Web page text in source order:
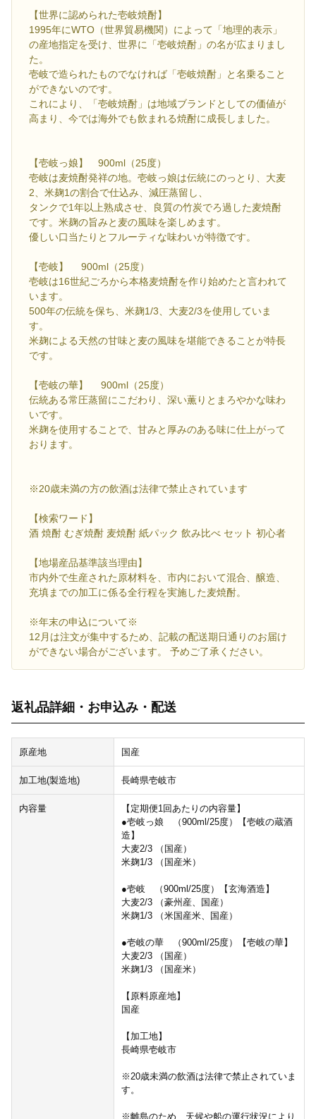
【世界に認められた壱岐焼酎】
1995年にWTO（世界貿易機関）によって「地理的表示」
の産地指定を受け、世界に「壱岐焼酎」の名が広まりまし
た。
壱岐で造られたものでなければ「壱岐焼酎」と名乗ること
ができないのです。
これにより、「壱岐焼酎」は地域ブランドとしての価値が
高まり、今では海外でも飲まれる焼酎に成長しました。
【壱岐っ娘】 900ml（25度）
壱岐は麦焼酎発祥の地。壱岐っ娘は伝統にのっとり、大麦
2、米麹1の割合で仕込み、減圧蒸留し、
タンクで1年以上熟成させ、良質の竹炭でろ過した麦焼酎
です。米麹の旨みと麦の風味を楽しめます。
優しい口当たりとフルーティな味わいが特徴です。
【壱岐】 900ml（25度）
壱岐は16世紀ごろから本格麦焼酎を作り始めたと言われて
います。
500年の伝統を保ち、米麹1/3、大麦2/3を使用していま
す。
米麹による天然の甘味と麦の風味を堪能できることが特長
です。
【壱岐の華】 900ml（25度）
伝統ある常圧蒸留にこだわり、深い薫りとまろやかな味わ
いです。
米麹を使用することで、甘みと厚みのある味に仕上がって
おります。
※20歳未満の方の飲酒は法律で禁止されています
【検索ワード】
酒 焼酎 むぎ焼酎 麦焼酎 紙パック 飲み比べ セット 初心者
【地場産品基準該当理由】
市内外で生産された原材料を、市内において混合、醸造、
充填までの加工に係る全行程を実施した麦焼酎。
※年末の申込について※
12月は注文が集中するため、記載の配送期日通りのお届け
ができない場合がございます。 予めご了承ください。
返礼品詳細・お申込み・配送
原産地 国産
加工地(製造地) 長崎県壱岐市
内容量
【定期便1回あたりの内容量】
●壱岐っ娘 （900ml/25度）【壱岐の蔵酒
造】
大麦2/3 （国産）
米麹1/3 （国産米）
●壱岐 （900ml/25度）【玄海酒造】
大麦2/3 （豪州産、国産）
米麹1/3 （米国産米、国産）
●壱岐の華 （900ml/25度）【壱岐の華】
大麦2/3 （国産）
米麹1/3 （国産米）
【原料原産地】
国産
【加工地】
長崎県壱岐市
※20歳未満の飲酒は法律で禁止されていま
す。
※離島のため、天候や船の運行状況により